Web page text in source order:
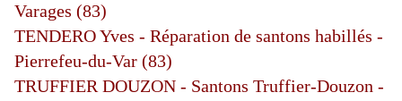
Varages (83)
TENDERO Yves - Réparation de santons habillés -
Pierrefeu-du-Var (83)
TRUFFIER DOUZON - Santons Truffier-Douzon -